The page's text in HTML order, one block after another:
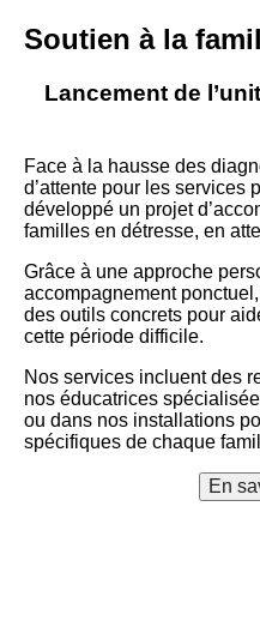
Soutien à la
Lancement de
Face à la hausse des
d’attente pour les services
développé un projet
familles en détresse, en
Grâce à une approche
accompagnement
des outils concrets pour
cette période difficile.
Nos services incluent des
nos éducatrices
ou dans nos installations
spécifiques de chaque
En